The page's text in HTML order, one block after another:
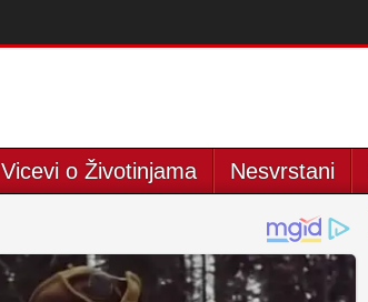
Vicevi o Životinjama Nesvrstani